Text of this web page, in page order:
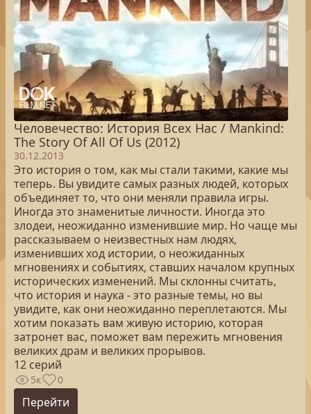
Человечество: История Всех Нас / Mankind:
The Story Of All Of Us (2012)
30.12.2013
Это история о том, как мы стали такими, какие мы
теперь. Вы увидите самых разных людей, которых
объединяет то, что они меняли правила игры.
Иногда это знаменитые личности. Иногда это
злодеи, неожиданно изменившие мир. Но чаще мы
рассказываем о неизвестных нам людях,
изменивших ход истории, о неожиданных
мгновениях и событиях, ставших началом крупных
исторических изменений. Мы склонны считать,
что история и наука - это разные темы, но вы
увидите, как они неожиданно переплетаются. Мы
хотим показать вам живую историю, которая
затронет вас, поможет вам пережить мгновения
великих драм и великих прорывов.
12 серий
5к 0
Перейти